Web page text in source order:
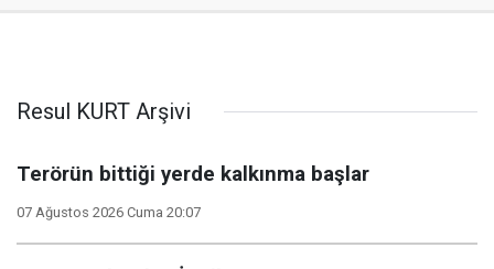
Resul KURT Arşivi
Terörün bittiği yerde kalkınma başlar
07 Ağustos 2026 Cuma 20:07